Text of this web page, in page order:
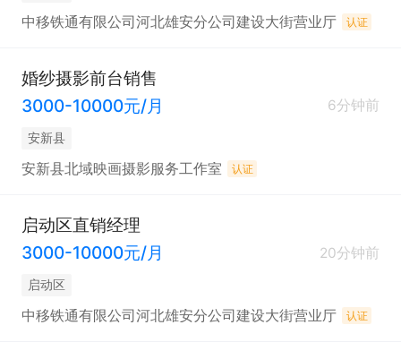
中移铁通有限公司河北雄安分公司建设大街营业厅 认证
婚纱摄影前台销售
3000-10000元/月
6分钟前
安新县
安新县北域映画摄影服务工作室 认证
启动区直销经理
3000-10000元/月
20分钟前
启动区
中移铁通有限公司河北雄安分公司建设大街营业厅 认证